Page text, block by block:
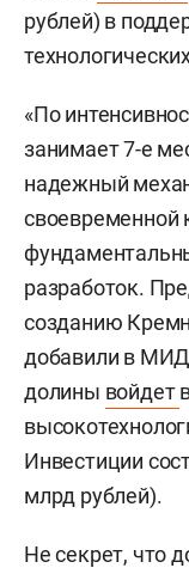
рублей) в
«По
занимает 7-е
надежный
своевременной
разработок.
созданию
добавили в
долины войдет
Инвестиции
млрд рублей).
Не секрет, что